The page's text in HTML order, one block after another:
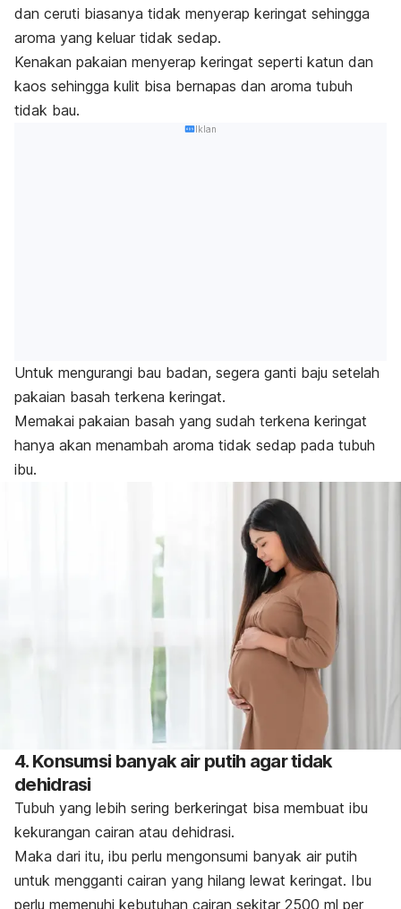
dan ceruti biasanya tidak menyerap keringat sehingga
aroma yang keluar tidak sedap.
Kenakan pakaian menyerap keringat seperti katun dan
kaos sehingga kulit bisa bernapas dan aroma tubuh
tidak bau.
Iklan
Untuk mengurangi bau badan, segera ganti baju setelah
pakaian basah terkena keringat.
Memakai pakaian basah yang sudah terkena keringat
hanya akan menambah aroma tidak sedap pada tubuh
ibu.
4. Konsumsi banyak air putih agar tidak
dehidrasi
Tubuh yang lebih sering berkeringat bisa membuat ibu
kekurangan cairan atau dehidrasi.
Maka dari itu, ibu perlu mengonsumi banyak air putih
untuk mengganti cairan yang hilang lewat keringat. Ibu
perlu memenuhi kebutuhan cairan sekitar 2500 ml per